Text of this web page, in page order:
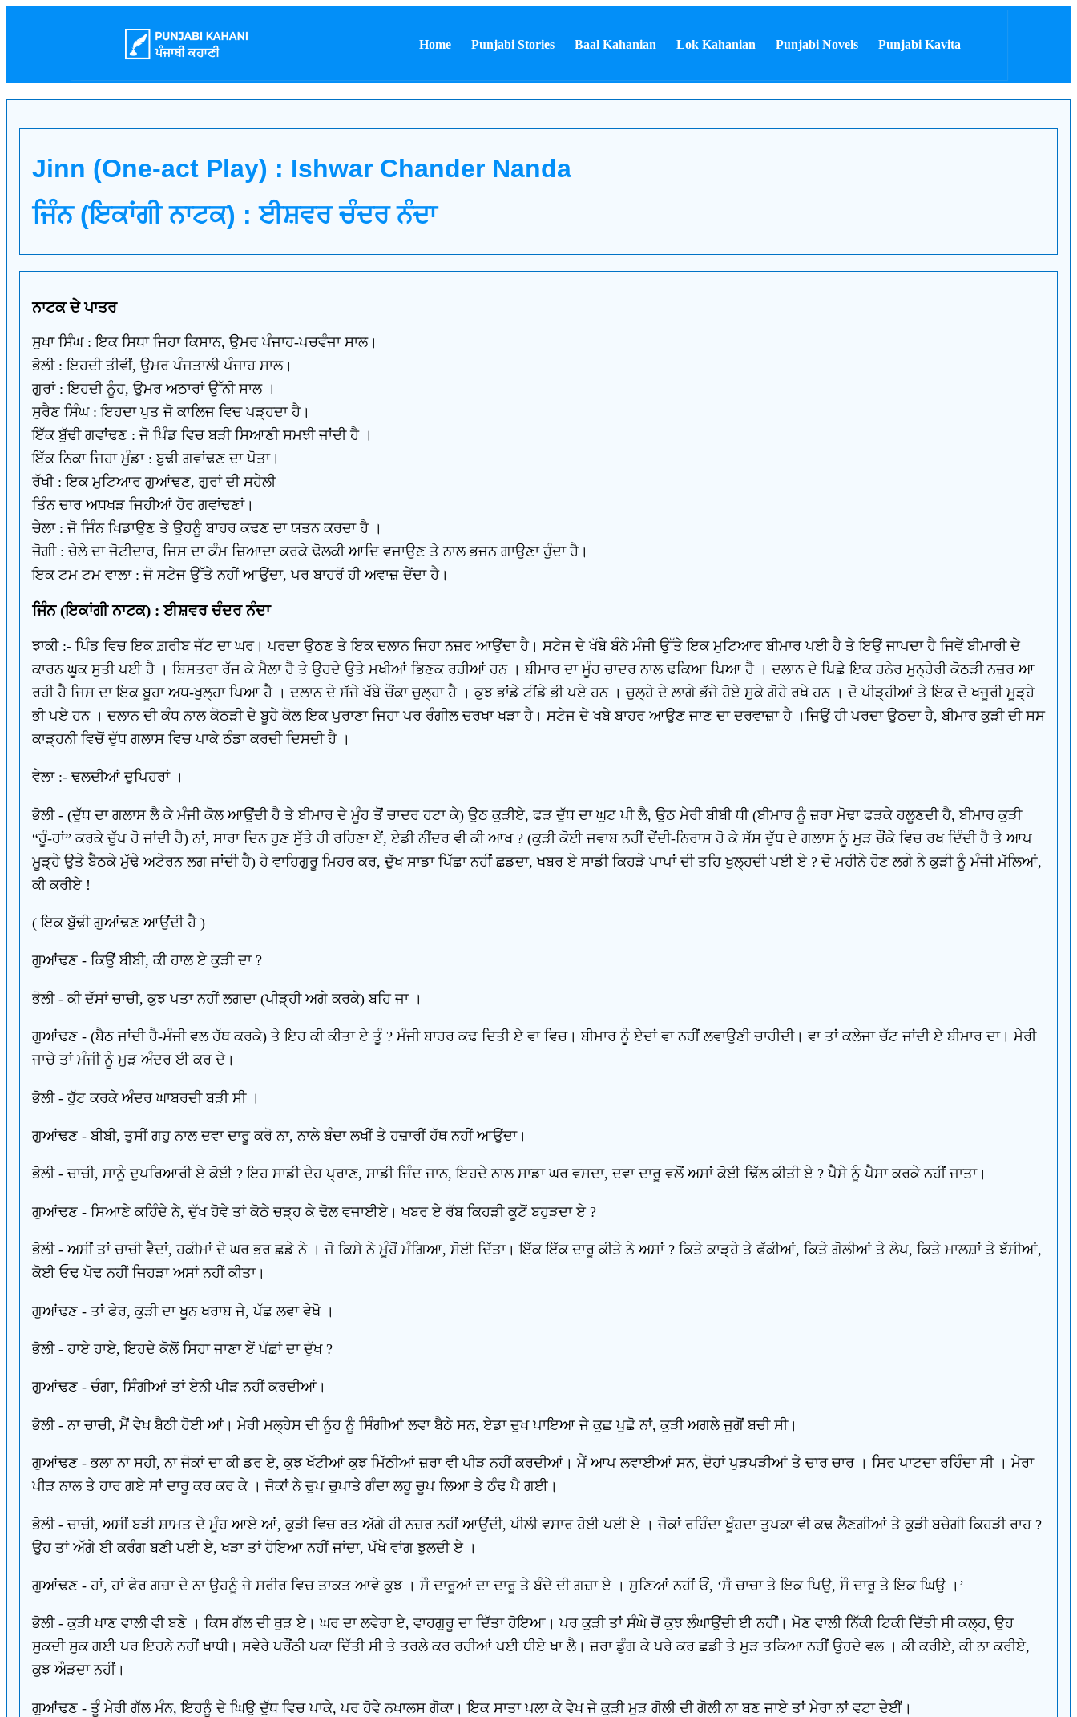
Home Punjabi Stories Baal Kahanian Lok Kahanian Punjabi Novels Punjabi Kavita
Jinn (One-act Play) : Ishwar Chander Nanda
ਜਿੰਨ (ਇਕਾਂਗੀ ਨਾਟਕ) : ਈਸ਼ਵਰ ਚੰਦਰ ਨੰਦਾ
ਨਾਟਕ ਦੇ ਪਾਤਰ
ਸੁਖਾ ਸਿੰਘ : ਇਕ ਸਿਧਾ ਜਿਹਾ ਕਿਸਾਨ, ਉਮਰ ਪੰਜਾਹ-ਪਚਵੰਜਾ ਸਾਲ।
ਭੋਲੀ : ਇਹਦੀ ਤੀਵੀਂ, ਉਮਰ ਪੰਜਤਾਲੀ ਪੰਜਾਹ ਸਾਲ।
ਗੁਰਾਂ : ਇਹਦੀ ਨੂੰਹ, ਉਮਰ ਅਠਾਰਾਂ ਉੱਨੀ ਸਾਲ ।
ਸੁਰੈਣ ਸਿੰਘ : ਇਹਦਾ ਪੁਤ ਜੋ ਕਾਲਿਜ ਵਿਚ ਪੜ੍ਹਦਾ ਹੈ।
ਇੱਕ ਬੁੱਢੀ ਗਵਾਂਢਣ : ਜੋ ਪਿੰਡ ਵਿਚ ਬੜੀ ਸਿਆਣੀ ਸਮਝੀ ਜਾਂਦੀ ਹੈ ।
ਇੱਕ ਨਿਕਾ ਜਿਹਾ ਮੁੰਡਾ : ਬੁਢੀ ਗਵਾਂਢਣ ਦਾ ਪੋਤਾ।
ਰੱਖੀ : ਇਕ ਮੁਟਿਆਰ ਗੁਆਂਢਣ, ਗੁਰਾਂ ਦੀ ਸਹੇਲੀ
ਤਿੰਨ ਚਾਰ ਅਧਖੜ ਜਿਹੀਆਂ ਹੋਰ ਗਵਾਂਢਣਾਂ।
ਚੇਲਾ : ਜੋ ਜਿੰਨ ਖਿਡਾਉਣ ਤੇ ਉਹਨੂੰ ਬਾਹਰ ਕਢਣ ਦਾ ਯਤਨ ਕਰਦਾ ਹੈ ।
ਜੋਗੀ : ਚੇਲੇ ਦਾ ਜੋਟੀਦਾਰ, ਜਿਸ ਦਾ ਕੰਮ ਜ਼ਿਆਦਾ ਕਰਕੇ ਢੋਲਕੀ ਆਦਿ ਵਜਾਉਣ ਤੇ ਨਾਲ ਭਜਨ ਗਾਉਣਾ ਹੁੰਦਾ ਹੈ।
ਇਕ ਟਮ ਟਮ ਵਾਲਾ : ਜੋ ਸਟੇਜ ਉੱਤੇ ਨਹੀਂ ਆਉਂਦਾ, ਪਰ ਬਾਹਰੋਂ ਹੀ ਅਵਾਜ਼ ਦੇਂਦਾ ਹੈ।
ਜਿੰਨ (ਇਕਾਂਗੀ ਨਾਟਕ) : ਈਸ਼ਵਰ ਚੰਦਰ ਨੰਦਾ
ਝਾਕੀ :- ਪਿੰਡ ਵਿਚ ਇਕ ਗ਼ਰੀਬ ਜੱਟ ਦਾ ਘਰ। ਪਰਦਾ ਉਠਣ ਤੇ ਇਕ ਦਲਾਨ ਜਿਹਾ ਨਜ਼ਰ ਆਉਂਦਾ ਹੈ। ਸਟੇਜ ਦੇ ਖੱਬੇ ਬੰਨੇ ਮੰਜੀ ਉੱਤੇ ਇਕ ਮੁਟਿਆਰ ਬੀਮਾਰ ਪਈ ਹੈ ਤੇ ਇਉਂ ਜਾਪਦਾ ਹੈ ਜਿਵੇਂ ਬੀਮਾਰੀ ਦੇ
ਕਾਰਨ ਘੂਕ ਸੁਤੀ ਪਈ ਹੈ । ਬਿਸਤਰਾ ਰੱਜ ਕੇ ਮੈਲਾ ਹੈ ਤੇ ਉਹਦੇ ਉਤੇ ਮਖੀਆਂ ਭਿਣਕ ਰਹੀਆਂ ਹਨ । ਬੀਮਾਰ ਦਾ ਮੂੰਹ ਚਾਦਰ ਨਾਲ ਢਕਿਆ ਪਿਆ ਹੈ । ਦਲਾਨ ਦੇ ਪਿਛੇ ਇਕ ਹਨੇਰ ਮੁਨ੍ਹੇਰੀ ਕੋਠੜੀ ਨਜ਼ਰ ਆ
ਰਹੀ ਹੈ ਜਿਸ ਦਾ ਇਕ ਬੂਹਾ ਅਧ-ਖੁਲ੍ਹਾ ਪਿਆ ਹੈ । ਦਲਾਨ ਦੇ ਸੱਜੇ ਖੱਬੇ ਚੌਂਕਾ ਚੁਲ੍ਹਾ ਹੈ । ਕੁਝ ਭਾਂਡੇ ਟੀਂਡੇ ਭੀ ਪਏ ਹਨ । ਚੁਲ੍ਹੇ ਦੇ ਲਾਗੇ ਭੱਜੇ ਹੋਏ ਸੁਕੇ ਗੋਹੇ ਰਖੇ ਹਨ । ਦੋ ਪੀੜ੍ਹੀਆਂ ਤੇ ਇਕ ਦੋ ਖਜੂਰੀ ਮੂੜ੍ਹੇ
ਭੀ ਪਏ ਹਨ । ਦਲਾਨ ਦੀ ਕੰਧ ਨਾਲ ਕੋਠੜੀ ਦੇ ਬੂਹੇ ਕੋਲ ਇਕ ਪੁਰਾਣਾ ਜਿਹਾ ਪਰ ਰੰਗੀਲ ਚਰਖਾ ਖੜਾ ਹੈ। ਸਟੇਜ ਦੇ ਖਬੇ ਬਾਹਰ ਆਉਣ ਜਾਣ ਦਾ ਦਰਵਾਜ਼ਾ ਹੈ ।ਜਿਉਂ ਹੀ ਪਰਦਾ ਉਠਦਾ ਹੈ, ਬੀਮਾਰ ਕੁੜੀ ਦੀ ਸਸ
ਕਾੜ੍ਹਨੀ ਵਿਚੋਂ ਦੁੱਧ ਗਲਾਸ ਵਿਚ ਪਾਕੇ ਠੰਡਾ ਕਰਦੀ ਦਿਸਦੀ ਹੈ ।
ਵੇਲਾ :- ਢਲਦੀਆਂ ਦੁਪਿਹਰਾਂ ।
ਭੋਲੀ - (ਦੁੱਧ ਦਾ ਗਲਾਸ ਲੈ ਕੇ ਮੰਜੀ ਕੋਲ ਆਉਂਦੀ ਹੈ ਤੇ ਬੀਮਾਰ ਦੇ ਮੂੰਹ ਤੋਂ ਚਾਦਰ ਹਟਾ ਕੇ) ਉਠ ਕੁੜੀਏ, ਫੜ ਦੁੱਧ ਦਾ ਘੁਟ ਪੀ ਲੈ, ਉਠ ਮੇਰੀ ਬੀਬੀ ਧੀ (ਬੀਮਾਰ ਨੂੰ ਜ਼ਰਾ ਮੋਢਾ ਫੜਕੇ ਹਲੂਣਦੀ ਹੈ, ਬੀਮਾਰ ਕੁੜੀ
“ਹੂੰ-ਹਾਂ” ਕਰਕੇ ਚੁੱਪ ਹੋ ਜਾਂਦੀ ਹੈ) ਨਾਂ, ਸਾਰਾ ਦਿਨ ਹੁਣ ਸੁੱਤੇ ਹੀ ਰਹਿਣਾ ਏਂ, ਏਡੀ ਨੀਂਦਰ ਵੀ ਕੀ ਆਖ ? (ਕੁੜੀ ਕੋਈ ਜਵਾਬ ਨਹੀਂ ਦੇਂਦੀ-ਨਿਰਾਸ ਹੋ ਕੇ ਸੱਸ ਦੁੱਧ ਦੇ ਗਲਾਸ ਨੂੰ ਮੁੜ ਚੌਂਕੇ ਵਿਚ ਰਖ ਦਿੰਦੀ ਹੈ ਤੇ ਆਪ
ਮੂੜ੍ਹੇ ਉਤੇ ਬੈਠਕੇ ਮੁੱਢੇ ਅਟੇਰਨ ਲਗ ਜਾਂਦੀ ਹੈ) ਹੇ ਵਾਹਿਗੁਰੂ ਮਿਹਰ ਕਰ, ਦੁੱਖ ਸਾਡਾ ਪਿੱਛਾ ਨਹੀਂ ਛਡਦਾ, ਖਬਰ ਏ ਸਾਡੀ ਕਿਹੜੇ ਪਾਪਾਂ ਦੀ ਤਹਿ ਖੁਲ੍ਹਦੀ ਪਈ ਏ ? ਦੋ ਮਹੀਨੇ ਹੋਣ ਲਗੇ ਨੇ ਕੁੜੀ ਨੂੰ ਮੰਜੀ ਮੱਲਿਆਂ,
ਕੀ ਕਰੀਏ !
( ਇਕ ਬੁੱਢੀ ਗੁਆਂਢਣ ਆਉਂਦੀ ਹੈ )
ਗੁਆਂਢਣ - ਕਿਉਂ ਬੀਬੀ, ਕੀ ਹਾਲ ਏ ਕੁੜੀ ਦਾ ?
ਭੋਲੀ - ਕੀ ਦੱਸਾਂ ਚਾਚੀ, ਕੁਝ ਪਤਾ ਨਹੀਂ ਲਗਦਾ (ਪੀੜ੍ਹੀ ਅਗੇ ਕਰਕੇ) ਬਹਿ ਜਾ ।
ਗੁਆਂਢਣ - (ਬੈਠ ਜਾਂਦੀ ਹੈ-ਮੰਜੀ ਵਲ ਹੱਥ ਕਰਕੇ) ਤੇ ਇਹ ਕੀ ਕੀਤਾ ਏ ਤੂੰ ? ਮੰਜੀ ਬਾਹਰ ਕਢ ਦਿਤੀ ਏ ਵਾ ਵਿਚ। ਬੀਮਾਰ ਨੂੰ ਏਦਾਂ ਵਾ ਨਹੀਂ ਲਵਾਉਣੀ ਚਾਹੀਦੀ। ਵਾ ਤਾਂ ਕਲੇਜਾ ਚੱਟ ਜਾਂਦੀ ਏ ਬੀਮਾਰ ਦਾ। ਮੇਰੀ
ਜਾਚੇ ਤਾਂ ਮੰਜੀ ਨੂੰ ਮੁੜ ਅੰਦਰ ਈ ਕਰ ਦੇ।
ਭੋਲੀ - ਹੁੱਟ ਕਰਕੇ ਅੰਦਰ ਘਾਬਰਦੀ ਬੜੀ ਸੀ ।
ਗੁਆਂਢਣ - ਬੀਬੀ, ਤੁਸੀਂ ਗਹੁ ਨਾਲ ਦਵਾ ਦਾਰੂ ਕਰੋ ਨਾ, ਨਾਲੇ ਬੰਦਾ ਲਖੀਂ ਤੇ ਹਜ਼ਾਰੀਂ ਹੱਥ ਨਹੀਂ ਆਉਂਦਾ।
ਭੋਲੀ - ਚਾਚੀ, ਸਾਨੂੰ ਦੁਪਰਿਆਰੀ ਏ ਕੋਈ ? ਇਹ ਸਾਡੀ ਦੇਹ ਪ੍ਰਾਣ, ਸਾਡੀ ਜਿੰਦ ਜਾਨ, ਇਹਦੇ ਨਾਲ ਸਾਡਾ ਘਰ ਵਸਦਾ, ਦਵਾ ਦਾਰੂ ਵਲੋਂ ਅਸਾਂ ਕੋਈ ਢਿੱਲ ਕੀਤੀ ਏ ? ਪੈਸੇ ਨੂੰ ਪੈਸਾ ਕਰਕੇ ਨਹੀਂ ਜਾਤਾ।
ਗੁਆਂਢਣ - ਸਿਆਣੇ ਕਹਿੰਦੇ ਨੇ, ਦੁੱਖ ਹੋਵੇ ਤਾਂ ਕੋਠੇ ਚੜ੍ਹ ਕੇ ਢੋਲ ਵਜਾਈਏ। ਖਬਰ ਏ ਰੱਬ ਕਿਹੜੀ ਕੂਟੋਂ ਬਹੁੜਦਾ ਏ ?
ਭੋਲੀ - ਅਸੀਂ ਤਾਂ ਚਾਚੀ ਵੈਦਾਂ, ਹਕੀਮਾਂ ਦੇ ਘਰ ਭਰ ਛਡੇ ਨੇ । ਜੋ ਕਿਸੇ ਨੇ ਮੂੰਹੋਂ ਮੰਗਿਆ, ਸੋਈ ਦਿੱਤਾ। ਇੱਕ ਇੱਕ ਦਾਰੂ ਕੀਤੇ ਨੇ ਅਸਾਂ ? ਕਿਤੇ ਕਾੜ੍ਹੇ ਤੇ ਫੱਕੀਆਂ, ਕਿਤੇ ਗੋਲੀਆਂ ਤੇ ਲੇਪ, ਕਿਤੇ ਮਾਲਸ਼ਾਂ ਤੇ ਝੱਸੀਆਂ,
ਕੋਈ ਓਢ ਪੋਢ ਨਹੀਂ ਜਿਹੜਾ ਅਸਾਂ ਨਹੀਂ ਕੀਤਾ।
ਗੁਆਂਢਣ - ਤਾਂ ਫੇਰ, ਕੁੜੀ ਦਾ ਖੂਨ ਖਰਾਬ ਜੇ, ਪੱਛ ਲਵਾ ਵੇਖੋ ।
ਭੋਲੀ - ਹਾਏ ਹਾਏ, ਇਹਦੇ ਕੋਲੋਂ ਸਿਹਾ ਜਾਣਾ ਏਂ ਪੱਛਾਂ ਦਾ ਦੁੱਖ ?
ਗੁਆਂਢਣ - ਚੰਗਾ, ਸਿੰਗੀਆਂ ਤਾਂ ਏਨੀ ਪੀੜ ਨਹੀਂ ਕਰਦੀਆਂ।
ਭੋਲੀ - ਨਾ ਚਾਚੀ, ਮੈਂ ਵੇਖ ਬੈਠੀ ਹੋਈ ਆਂ। ਮੇਰੀ ਮਲ੍ਹੇਸ ਦੀ ਨੂੰਹ ਨੂੰ ਸਿੰਗੀਆਂ ਲਵਾ ਬੈਠੇ ਸਨ, ਏਡਾ ਦੁਖ ਪਾਇਆ ਜੇ ਕੁਛ ਪੁਛੋ ਨਾਂ, ਕੁੜੀ ਅਗਲੇ ਜੁਗੋਂ ਬਚੀ ਸੀ।
ਗੁਆਂਢਣ - ਭਲਾ ਨਾ ਸਹੀ, ਨਾ ਜੋਕਾਂ ਦਾ ਕੀ ਡਰ ਏ, ਕੁਝ ਖੱਟੀਆਂ ਕੁਝ ਮਿੱਠੀਆਂ ਜ਼ਰਾ ਵੀ ਪੀੜ ਨਹੀਂ ਕਰਦੀਆਂ। ਮੈਂ ਆਪ ਲਵਾਈਆਂ ਸਨ, ਦੋਹਾਂ ਪੁੜਪੜੀਆਂ ਤੇ ਚਾਰ ਚਾਰ । ਸਿਰ ਪਾਟਦਾ ਰਹਿੰਦਾ ਸੀ । ਮੇਰਾ
ਪੀੜ ਨਾਲ ਤੇ ਹਾਰ ਗਏ ਸਾਂ ਦਾਰੂ ਕਰ ਕਰ ਕੇ । ਜੋਕਾਂ ਨੇ ਚੁਪ ਚੁਪਾਤੇ ਗੰਦਾ ਲਹੂ ਚੂਪ ਲਿਆ ਤੇ ਠੰਢ ਪੈ ਗਈ।
ਭੋਲੀ - ਚਾਚੀ, ਅਸੀਂ ਬੜੀ ਸ਼ਾਮਤ ਦੇ ਮੂੰਹ ਆਏ ਆਂ, ਕੁੜੀ ਵਿਚ ਰਤ ਅੱਗੇ ਹੀ ਨਜ਼ਰ ਨਹੀਂ ਆਉਂਦੀ, ਪੀਲੀ ਵਸਾਰ ਹੋਈ ਪਈ ਏ । ਜੋਕਾਂ ਰਹਿੰਦਾ ਖੂੰਹਦਾ ਤੁਪਕਾ ਵੀ ਕਢ ਲੈਣਗੀਆਂ ਤੇ ਕੁੜੀ ਬਚੇਗੀ ਕਿਹੜੀ ਰਾਹ ?
ਉਹ ਤਾਂ ਅੱਗੇ ਈ ਕਰੰਗ ਬਣੀ ਪਈ ਏ, ਖੜਾ ਤਾਂ ਹੋਇਆ ਨਹੀਂ ਜਾਂਦਾ, ਪੱਖੇ ਵਾਂਗ ਝੁਲਦੀ ਏ ।
ਗੁਆਂਢਣ - ਹਾਂ, ਹਾਂ ਫੇਰ ਗਜ਼ਾ ਦੇ ਨਾ ਉਹਨੂੰ ਜੇ ਸਰੀਰ ਵਿਚ ਤਾਕਤ ਆਵੇ ਕੁਝ । ਸੌ ਦਾਰੂਆਂ ਦਾ ਦਾਰੂ ਤੇ ਬੰਦੇ ਦੀ ਗਜ਼ਾ ਏ । ਸੁਣਿਆਂ ਨਹੀਂ ਓਂ, ‘ਸੌ ਚਾਚਾ ਤੇ ਇਕ ਪਿਉ, ਸੌ ਦਾਰੂ ਤੇ ਇਕ ਘਿਉ ।’
ਭੋਲੀ - ਕੁੜੀ ਖਾਣ ਵਾਲੀ ਵੀ ਬਣੇ । ਕਿਸ ਗੱਲ ਦੀ ਥੁੜ ਏ। ਘਰ ਦਾ ਲਵੇਰਾ ਏ, ਵਾਹਗੁਰੂ ਦਾ ਦਿੱਤਾ ਹੋਇਆ। ਪਰ ਕੁੜੀ ਤਾਂ ਸੰਘੇ ਚੋਂ ਕੁਝ ਲੰਘਾਉਂਦੀ ਈ ਨਹੀਂ। ਮੋਣ ਵਾਲੀ ਨਿੱਕੀ ਟਿਕੀ ਦਿੱਤੀ ਸੀ ਕਲ੍ਹ, ਉਹ
ਸੁਕਦੀ ਸੁਕ ਗਈ ਪਰ ਇਹਨੇ ਨਹੀਂ ਖਾਧੀ। ਸਵੇਰੇ ਪਰੌਂਠੀ ਪਕਾ ਦਿੱਤੀ ਸੀ ਤੇ ਤਰਲੇ ਕਰ ਰਹੀਆਂ ਪਈ ਧੀਏ ਖਾ ਲੈ। ਜ਼ਰਾ ਡੁੰਗ ਕੇ ਪਰੇ ਕਰ ਛਡੀ ਤੇ ਮੁੜ ਤਕਿਆ ਨਹੀਂ ਉਹਦੇ ਵਲ । ਕੀ ਕਰੀਏ, ਕੀ ਨਾ ਕਰੀਏ,
ਕੁਝ ਔੜਦਾ ਨਹੀਂ।
ਗੁਆਂਢਣ - ਤੂੰ ਮੇਰੀ ਗੱਲ ਮੰਨ, ਇਹਨੂੰ ਦੇ ਘਿਉ ਦੁੱਧ ਵਿਚ ਪਾਕੇ, ਪਰ ਹੋਵੇ ਨਖਾਲਸ ਗੋਕਾ। ਇਕ ਸਾਤਾ ਪਲਾ ਕੇ ਵੇਖ ਜੇ ਕੁੜੀ ਮੁੜ ਗੋਲੀ ਦੀ ਗੋਲੀ ਨਾ ਬਣ ਜਾਏ ਤਾਂ ਮੇਰਾ ਨਾਂ ਵਟਾ ਦੇਈਂ।